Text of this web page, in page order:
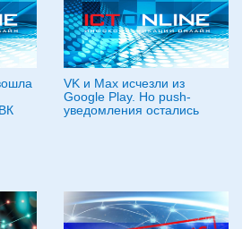
VK и Max исчезли из
Google Play. Но push-
уведомления остались